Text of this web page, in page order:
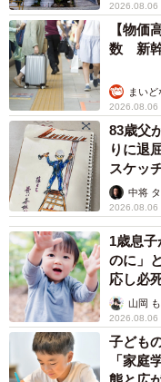
2026.08.06
【物価
数 新幹
まい
2026.08.06
83歳父
りに退
スケッ
ますよ…
中将
2026.08.06
1歳息
のに」
応し必
出し…
山岡
2026.08.06
子ども
「家庭